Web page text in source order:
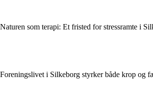
Naturen som terapi: Et fristed for stressramte i
Foreningslivet i Silkeborg styrker både krop og